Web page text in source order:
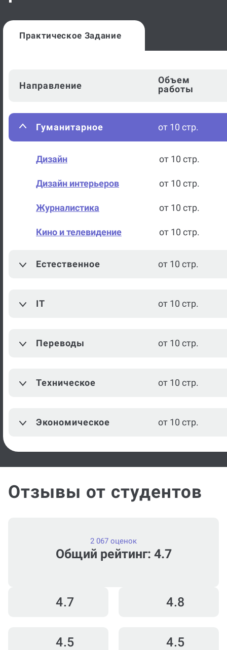
Практическое Задание
Направление
Объем
работы
Гуманитарное от 10 стр.
Дизайн от 10 стр.
Дизайн интерьеров от 10 стр.
Журналистика от 10 стр.
Кино и телевидение от 10 стр.
редактирование
от 10 стр.
Межкультурная
от 10 стр.
Музыка от 10 стр.
Естественное от 10 стр.
IT от 10 стр.
Переводы от 10 стр.
Техническое от 10 стр.
Экономическое от 10 стр.
Отзывы от студентов
Общий рейтинг: 4.7
2 067 оценок
4.7 4.8
4.5 4.5